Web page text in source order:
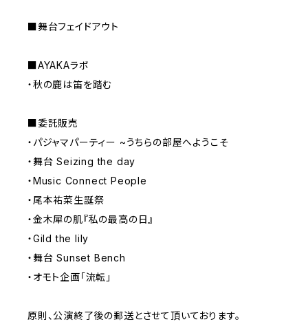
■舞台フェイドアウト
■AYAKAラボ
・秋の鹿は笛を踏む
■委託販売
・パジャマパーティー ~うちらの部屋へようこそ
・舞台 Seizing the day
・Music Connect People
・尾本祐菜生誕祭
・金木犀の肌『私の最高の日』
・Gild the lily
・舞台 Sunset Bench
・オモト企画「流転」
原則、公演終了後の郵送とさせて頂いております。